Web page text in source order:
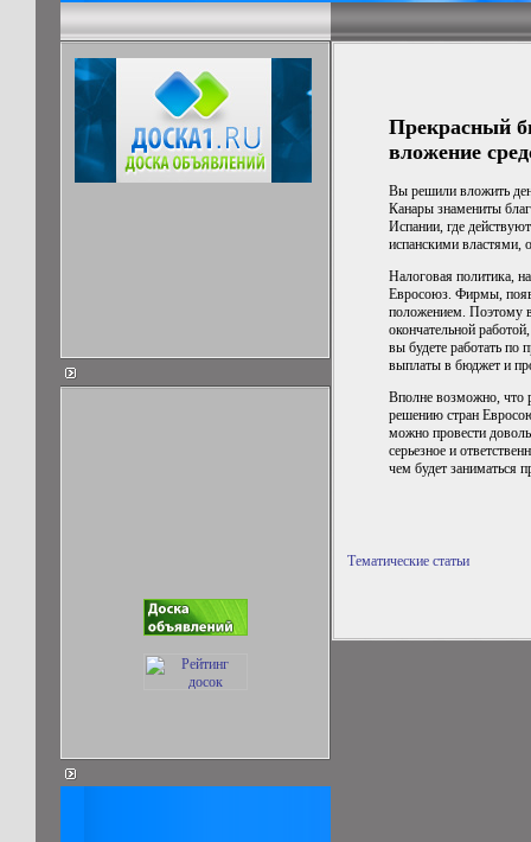
Прекрасный
вложение
Вы решили вложить
Канары знамениты
Испании, где
испанскими властями,
Налоговая политика,
Евросоюз. Фирмы,
положением. Поэтому
окончательной
вы будете работать
выплаты в бюджет и
Вполне возможно, что
решению стран
можно провести
серьезное и
чем будет заниматься
Тематические статьи